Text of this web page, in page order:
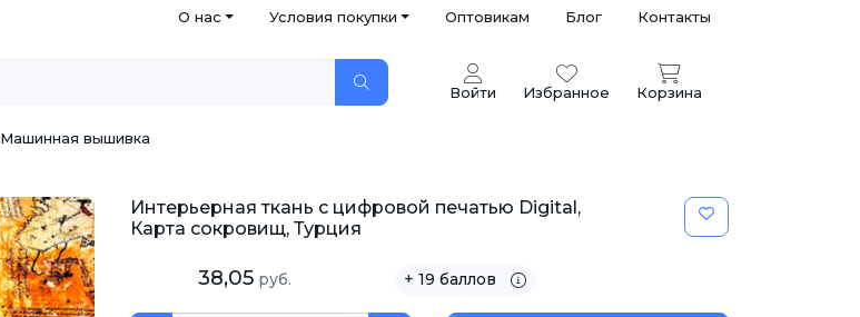
О нас Условия покупки Оптовикам Блог Контакты
Войти Избранное Корзина
Машинная вышивка
Интерьерная ткань с цифровой печатью Digital,
Карта сокровищ, Турция
38,05 руб. + 19 баллов